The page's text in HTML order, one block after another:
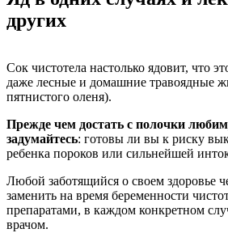
других
Сок чистотела настолько ядовит, что
даже лесные и домашние травоядные
пятнистого оленя).
Прежде чем достать с полочки
задумайтесь: готовы ли вы к риску
ребенка пороков или сильнейшей
Любой заботящийся о своем здоровье
заменить на время беременности
препаратами, в каждом конкретном
врачом.